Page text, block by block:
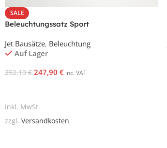
SALE
Beleuchtungssatz Sport
Jet Bausätze, Beleuchtung
Auf Lager
252,10€ 247,90 € inc. VAT
inkl. MwSt.
zzgl. Versandkosten